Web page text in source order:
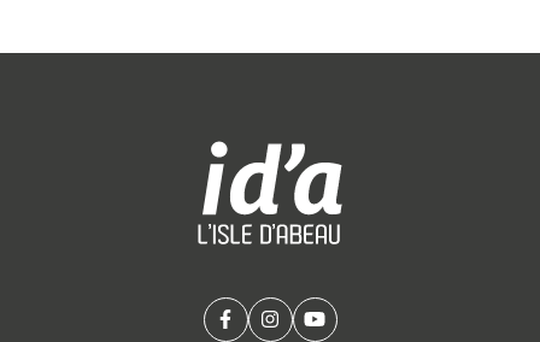
Facebook
(ouverture dans un nouvel
Instagram
(ouverture dans un nouvel
YouTube
(ouverture dans un